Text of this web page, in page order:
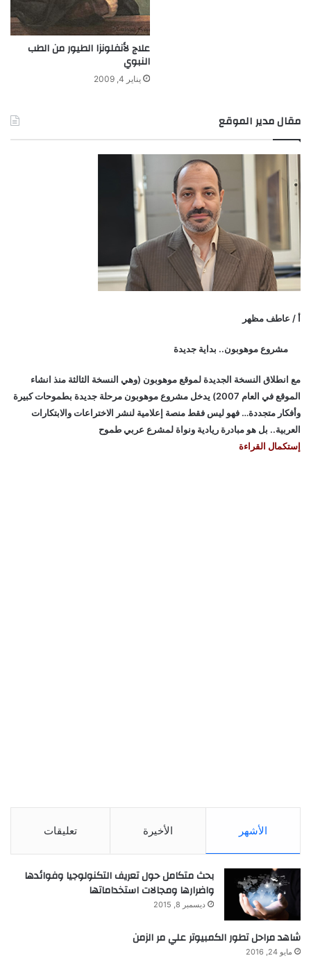
علاج لأنفلونزا الطيور من الطب
النبوي
يناير 4, 2009
مقال مدير الموقع
أ / عاطف مظهر
مشروع موهوبون.. بداية جديدة
مع انطلاق النسخة الجديدة لموقع موهوبون (وهي النسخة الثالثة منذ انشاء
الموقع في العام 2007) يدخل مشروع موهوبون مرحلة جديدة بطموحات كبيرة
وأفكار متجددة… فهو ليس فقط منصة إعلامية لنشر الاختراعات والابتكارات
العربية.. بل هو مبادرة ريادية ونواة لمشرع عربي طموح
إستكمال القراءة
الأشهر الأخيرة تعليقات
بحث متكامل حول تعريف التكنولوجيا وفوائدها
واضرارها ومجالات استخداماتها
ديسمبر 8, 2015
شاهد مراحل تطور الكمبيوتر علي مر الزمن
مايو 24, 2016